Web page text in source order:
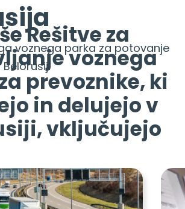
voznega parka za potovanje
Rešitve za
voznega
prevoznike, ki
in delujejo v
vključujejo